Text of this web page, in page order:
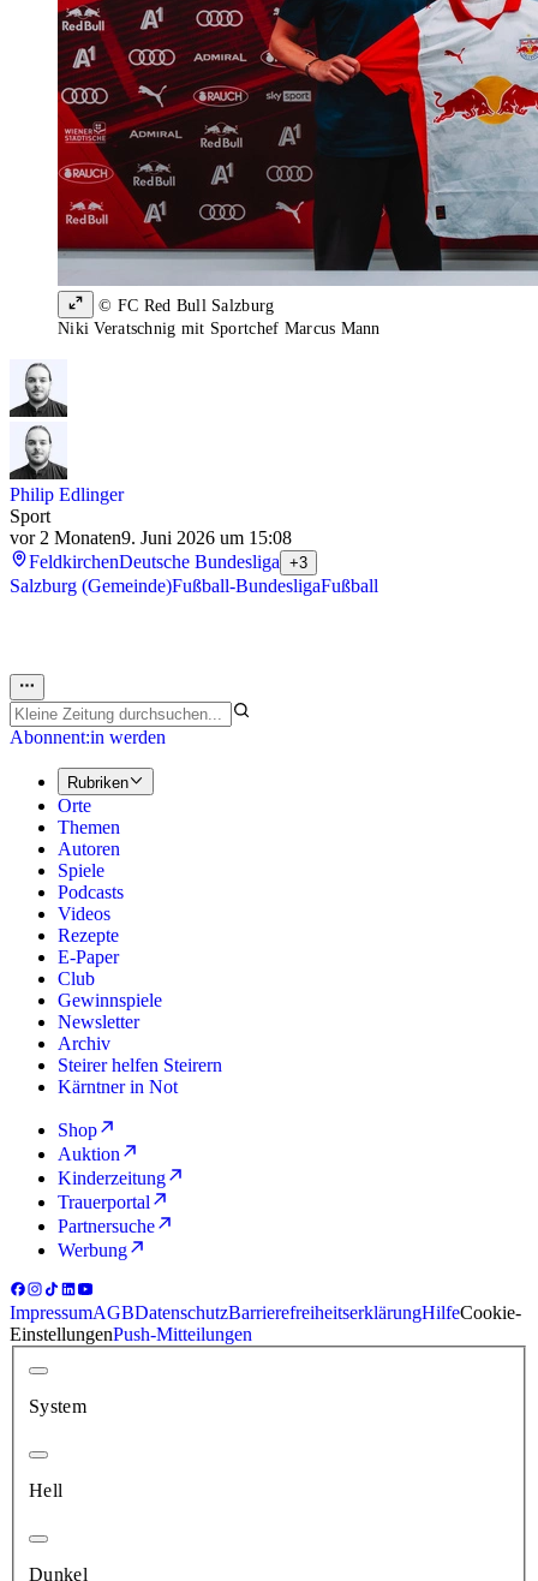
© FC Red Bull Salzburg
Niki Veratschnig mit Sportchef Marcus Mann
Philip Edlinger
Sport
vor 2 Monaten9. Juni 2026 um 15:08
FeldkirchenDeutsche Bundesliga +3
Salzburg (Gemeinde)Fußball-BundesligaFußball
Abonnent:in werden
Rubriken
Orte
Themen
Autoren
Spiele
Podcasts
Videos
Rezepte
E-Paper
Club
Gewinnspiele
Newsletter
Archiv
Steirer helfen Steirern
Kärntner in Not
Shop
Auktion
Kinderzeitung
Trauerportal
Partnersuche
Werbung
ImpressumAGBDatenschutzBarrierefreiheitserklärungHilfeCookie-
EinstellungenPush-Mitteilungen
System
Hell
Dunkel